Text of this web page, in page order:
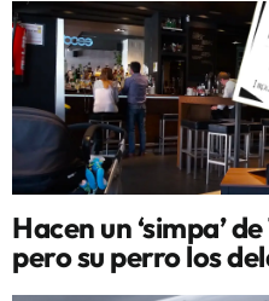
Hacen un ‘simpa’
pero su perro los